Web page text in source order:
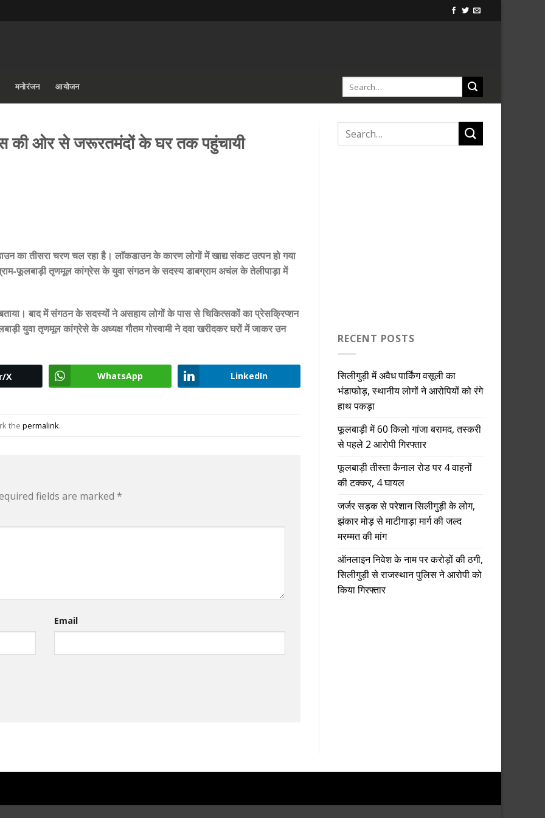
मनोरंजन आयोजन
की ओर से जरूरतमंदों के घर तक पहुंचायी
का तीसरा चरण चल रहा है। लाॅकडाउन के कारण लोगों में खाद्य संकट उत्पन हो गया
फूलबाड़ी तृणमूल कांग्रेस के युवा संगठन के सदस्य डाबग्राम अचंल के तेलीपाड़ा में
बाद में संगठन के सदस्यों ने असहाय लोगों के पास से चिकित्सकों का प्रेसक्रिप्शन
युवा तृणमूल कांग्रेसे के अध्यक्ष गौतम गोस्वामी ने दवा खरीदकर घरों में जाकर उन
X WhatsApp LinkedIn
the permalink.
fields are marked *
Email
RECENT POSTS
सिलीगुड़ी में अवैध पार्किंग वसूली का
भंडाफोड़, स्थानीय लोगों ने आरोपियों को रंगे
हाथ पकड़ा
फूलबाड़ी में 60 किलो गांजा बरामद, तस्करी
से पहले 2 आरोपी गिरफ्तार
फूलबाड़ी तीस्ता कैनाल रोड पर 4 वाहनों
की टक्कर, 4 घायल
जर्जर सड़क से परेशान सिलीगुड़ी के लोग,
झंकार मोड़ से माटीगाड़ा मार्ग की जल्द
मरम्मत की मांग
ऑनलाइन निवेश के नाम पर करोड़ों की ठगी,
सिलीगुड़ी से राजस्थान पुलिस ने आरोपी को
किया गिरफ्तार